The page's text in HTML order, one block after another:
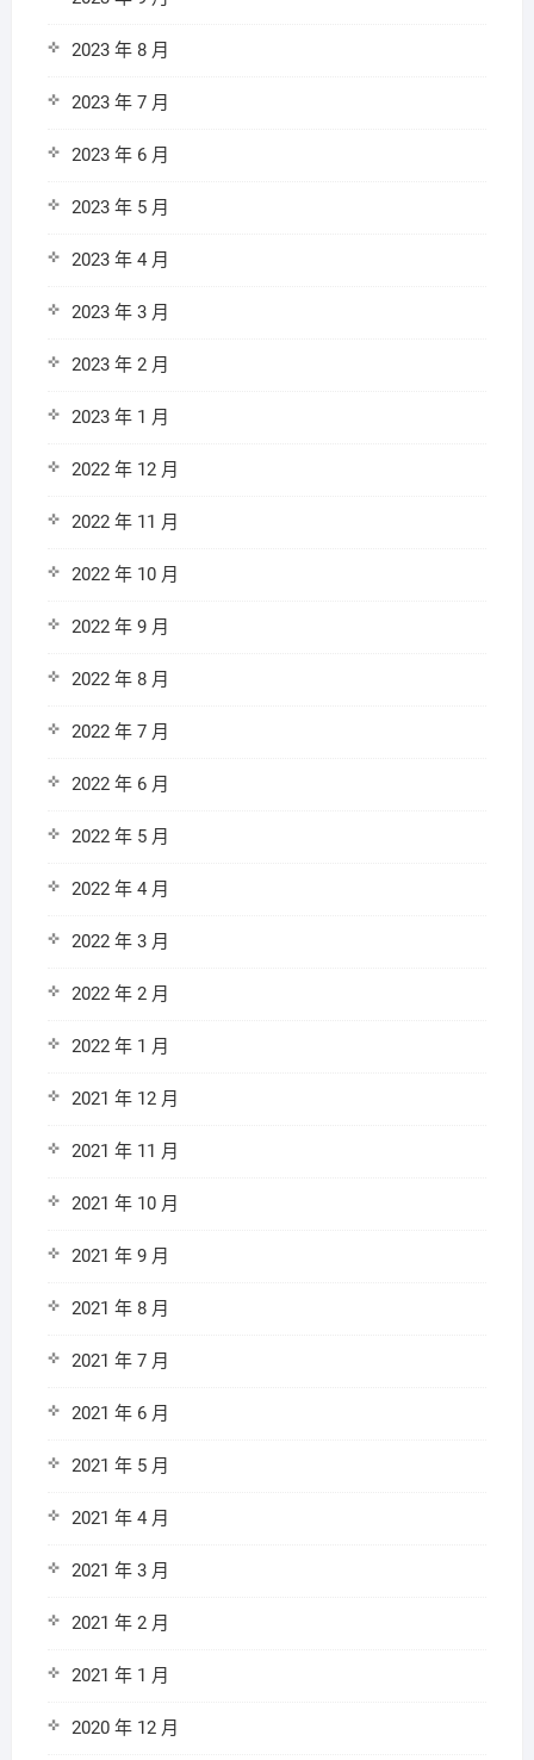
2023 年 8 月
2023 年 7 月
2023 年 6 月
2023 年 5 月
2023 年 4 月
2023 年 3 月
2023 年 2 月
2023 年 1 月
2022 年 12 月
2022 年 11 月
2022 年 10 月
2022 年 9 月
2022 年 8 月
2022 年 7 月
2022 年 6 月
2022 年 5 月
2022 年 4 月
2022 年 3 月
2022 年 2 月
2022 年 1 月
2021 年 12 月
2021 年 11 月
2021 年 10 月
2021 年 9 月
2021 年 8 月
2021 年 7 月
2021 年 6 月
2021 年 5 月
2021 年 4 月
2021 年 3 月
2021 年 2 月
2021 年 1 月
2020 年 12 月